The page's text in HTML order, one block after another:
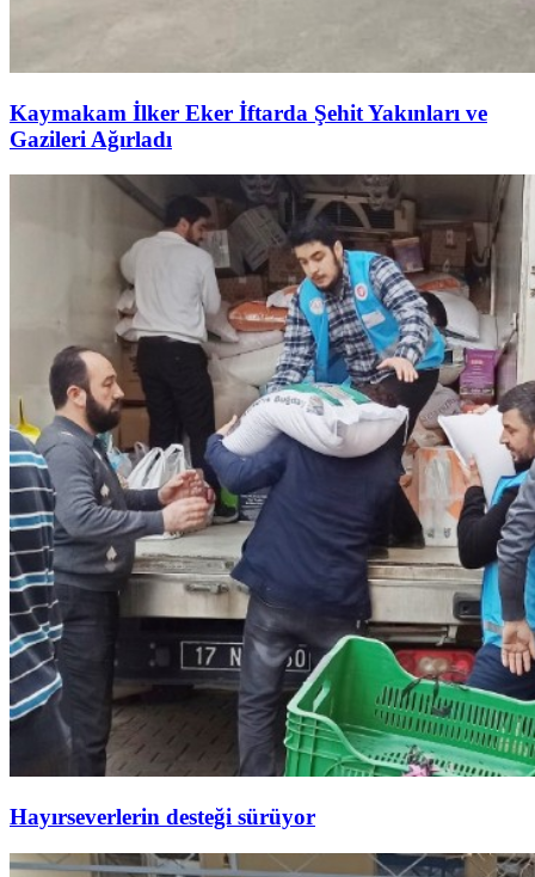
Kaymakam İlker Eker İftarda Şehit Yakınları ve
Gazileri Ağırladı
Hayırseverlerin desteği sürüyor